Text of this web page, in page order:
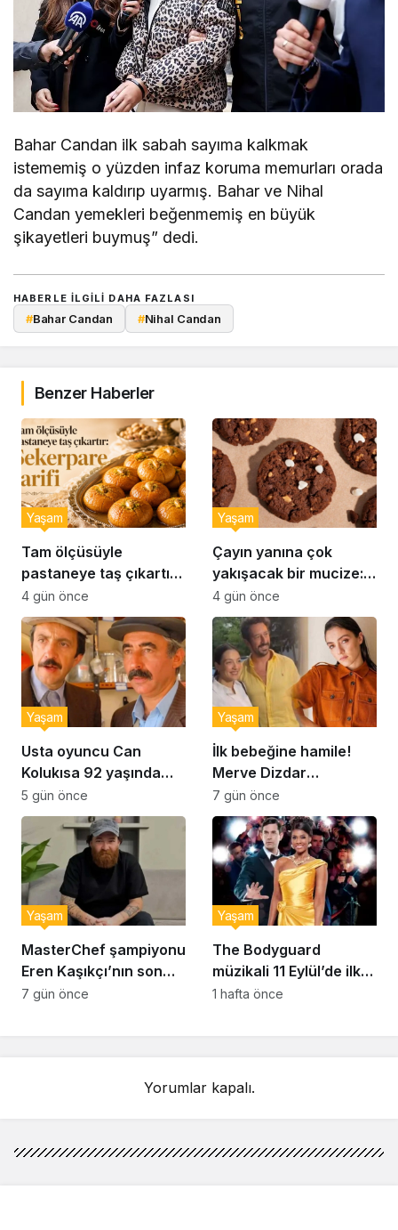
Bahar Candan ilk sabah sayıma kalkmak
istememiş o yüzden infaz koruma memurları orada
da sayıma kaldırıp uyarmış. Bahar ve Nihal
Candan yemekleri beğenmemiş en büyük
şikayetleri buymuş” dedi.
HABERLE ILGILI DAHA FAZLASI
#Bahar Candan #Nihal Candan
Benzer Haberler
Tam ölçüsüyle
pastaneye taş çıkartır:
Şekerpare tarifi
Yaşam
4 gün önce
Çayın yanına çok
yakışacak bir mucize:
Brownie tadında ıslak
kurabiye tarifi…
Yaşam
4 gün önce
Usta oyuncu Can
Kolukısa 92 yaşında
hayatını kaybetti
Yaşam
5 gün önce
İlk bebeğine hamile!
Merve Dizdar
sessizliğini bozdu: ‘İsim
bulmak çok zor’
Yaşam
7 gün önce
MasterChef şampiyonu
Eren Kaşıkçı’nın son
anlarındaki kahreden
Yaşam
7 gün önce
The Bodyguard
müzikali 11 Eylül’de ilk
kez Türkiye’de
Yaşam
1 hafta önce
Yorumlar kapalı.